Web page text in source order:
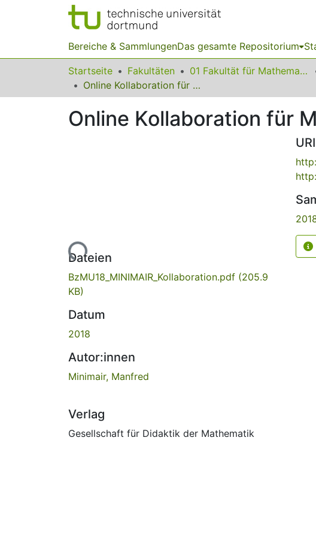
Bereiche & SammlungenDas gesamte Repositorium
Startseite Fakultäten 01 Fakultät für Mathematik
Online Kollaboration für Mathematische Berechnungen
Online Kollaboration für
Lade...
Dateien
BzMU18_MINIMAIR_Kollaboration.pdf (205.9
KB)
Datum
2018
Autor:innen
Minimair, Manfred
Verlag
Gesellschaft für Didaktik der Mathematik
URI